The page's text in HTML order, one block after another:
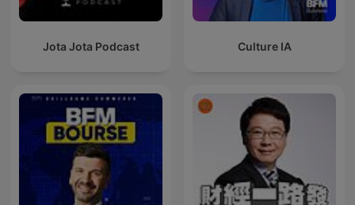
Jota Jota Podcast Culture IA